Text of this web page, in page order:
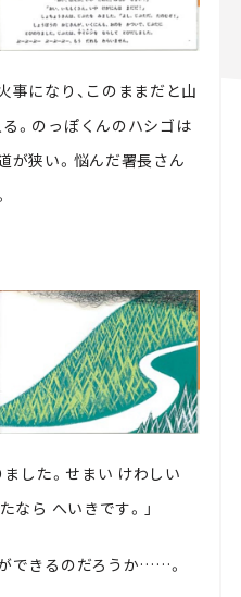
事になり、このままだと山
。のっぽくんのハシゴは
が狭い。悩んだ署長さん
した。せまい けわしい
なら へいきです。」
できるのだろうか……。